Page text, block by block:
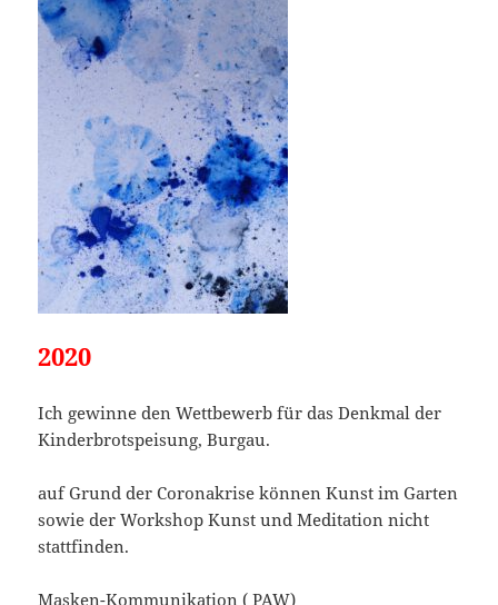
2020
Ich gewinne den Wettbewerb für das Denkmal der
Kinderbrotspeisung, Burgau.
auf Grund der Coronakrise können Kunst im Garten
sowie der Workshop Kunst und Meditation nicht
stattfinden.
Masken-Kommunikation ( PAW)